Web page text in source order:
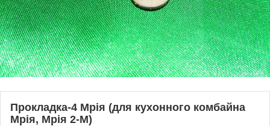
Прокладка-4 Мрія (для кухонного комбайна
Мрія, Мрія 2-М)